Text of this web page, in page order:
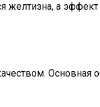
желтизна, а